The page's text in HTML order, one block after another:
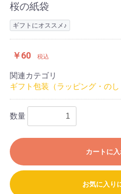
桜の紙袋
ギフトにオススメ♪
￥60 税込
関連カテゴリ
ギフト包装（ラッピング・のし
数量
カートに
お買い物を続ける
お気に入り